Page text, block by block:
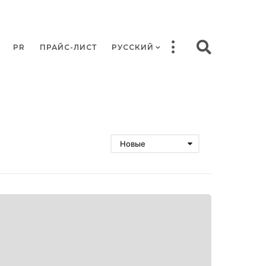
PR ПРАЙС-ЛИСТ РУССКИЙ
Новые